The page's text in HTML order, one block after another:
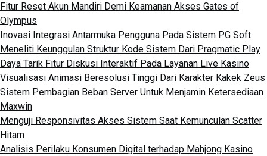
Fitur Reset Akun Mandiri Demi Keamanan Akses Gates of
Olympus
Inovasi Integrasi Antarmuka Pengguna Pada Sistem PG Soft
Meneliti Keunggulan Struktur Kode Sistem Dari Pragmatic Play
Daya Tarik Fitur Diskusi Interaktif Pada Layanan Live Kasino
Visualisasi Animasi Beresolusi Tinggi Dari Karakter Kakek Zeus
Sistem Pembagian Beban Server Untuk Menjamin Ketersediaan
Maxwin
Menguji Responsivitas Akses Sistem Saat Kemunculan Scatter
Hitam
Analisis Perilaku Konsumen Digital terhadap Mahjong Kasino